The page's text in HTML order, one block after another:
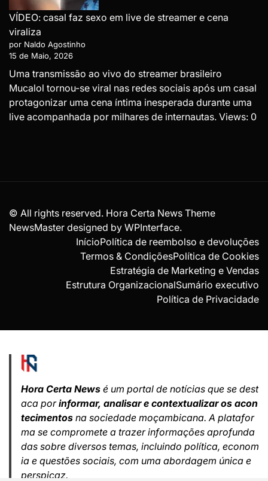
VÍDEO: casal faz sexo em live de streamer e cena
viraliza
por Naldo Agostinho
15 de Maio, 2026
Uma transmissão ao vivo do streamer brasileiro
Mucalol tornou-se viral nas redes sociais após um casal
protagonizar uma cena íntima inesperada durante uma
live acompanhada por milhares de internautas. Views: 0
© All rights reserved. Hora Certa News Theme
NewsMaster designed by WPInterface.
InícioPolítica de reembolso e devoluções
Termos & CondiçõesPolítica de Cookies
Estratégia de Marketing e Vendas
Estrutura OrganizacionalSumário executivo
Política de Privacidade
Hora Certa News é um portal de notícias que se dest
aca porinformar, analisar e contextualizar os acon
tecimentos na sociedade moçambicana. A platafor
ma se compromete a trazer informações aprofunda
das sobre diversos temas, incluindo política, econom
ia e questões sociais, com uma abordagem única e
perspicaz.